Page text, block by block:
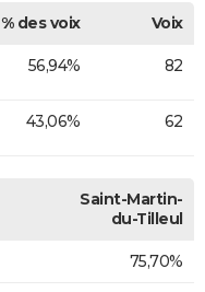
% des voix
Voix
56,94% 82
43,06% 62
Saint-Martin-
du-Tilleul
75,70%